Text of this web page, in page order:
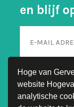
Hoge van
website
analytische
en blijf